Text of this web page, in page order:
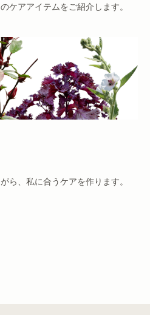
ケアアイテムをご紹介します。
ら、私に合うケアを作ります。